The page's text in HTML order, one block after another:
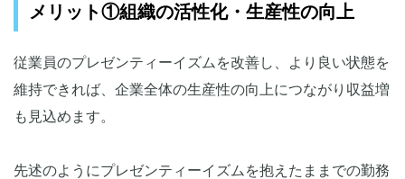
メリット①組織の活性化・生産性の向上
従業員のプレゼンティーイズムを改善し、より良い状態を
維持できれば、企業全体の生産性の向上につながり収益増
も見込めます。
先述のようにプレゼンティーイズムを抱えたままでの勤務